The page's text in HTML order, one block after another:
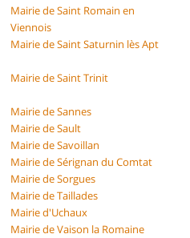
Mairie de Saint Romain en
Viennois
Mairie de Saint Saturnin lès Apt
Mairie de Saint Trinit
Mairie de Sannes
Mairie de Sault
Mairie de Savoillan
Mairie de Sérignan du Comtat
Mairie de Sorgues
Mairie de Taillades
Mairie d'Uchaux
Mairie de Vaison la Romaine